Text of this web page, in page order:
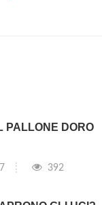
PALLONE DORO
392